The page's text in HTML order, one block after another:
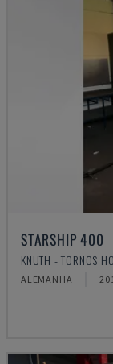
STARSHIP 400
KNUTH - TORNOS
ALEMANHA